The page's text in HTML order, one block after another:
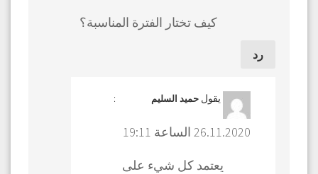
كيف تختار الفترة المناسبة؟
رد
يقول حميد السليم :
26.11.2020 الساعة 19:11
يعتمد كل شيء على